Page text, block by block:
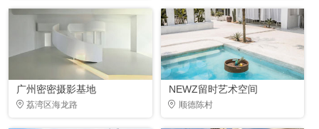
广州密密摄影基地
荔湾区海龙路
NEWZ留时艺术空间
顺德陈村